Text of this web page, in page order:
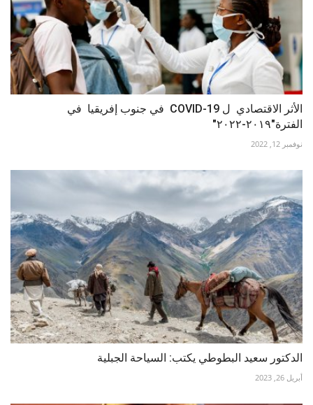
الأثر الاقتصادي ل COVID-19 في جنوب إفريقيا في
الفترة"٢٠١٩-٢٠٢٢"
نوفمبر 12, 2022
الدكتور سعيد البطوطي يكتب: السياحة الجبلية
أبريل 26, 2023